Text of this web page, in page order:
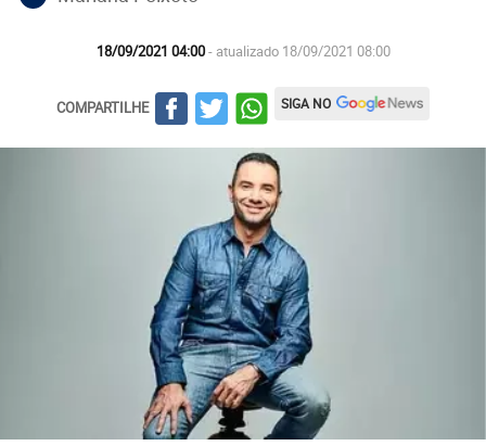
18/09/2021 04:00- atualizado 18/09/2021 08:00
COMPARTILHE SIGA NO